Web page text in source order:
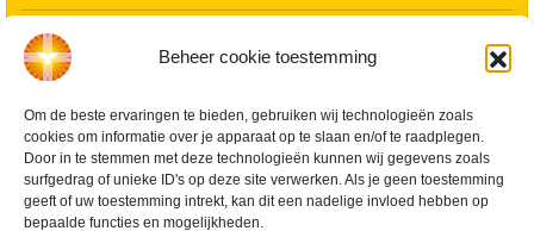
Beheer cookie toestemming
Om de beste ervaringen te bieden, gebruiken wij technologieën zoals
cookies om informatie over je apparaat op te slaan en/of te raadplegen.
Door in te stemmen met deze technologieën kunnen wij gegevens zoals
surfgedrag of unieke ID's op deze site verwerken. Als je geen toestemming
geeft of uw toestemming intrekt, kan dit een nadelige invloed hebben op
bepaalde functies en mogelijkheden.
Locatie kerk
ANBI informatie PGWD
Vrienden van de Grote Kerk
Info Kerkelijke gebouwen / koster
Redactiestatuut voor kerkblad en website
Beleid Veilige Kerk en gedragscode
Privacy